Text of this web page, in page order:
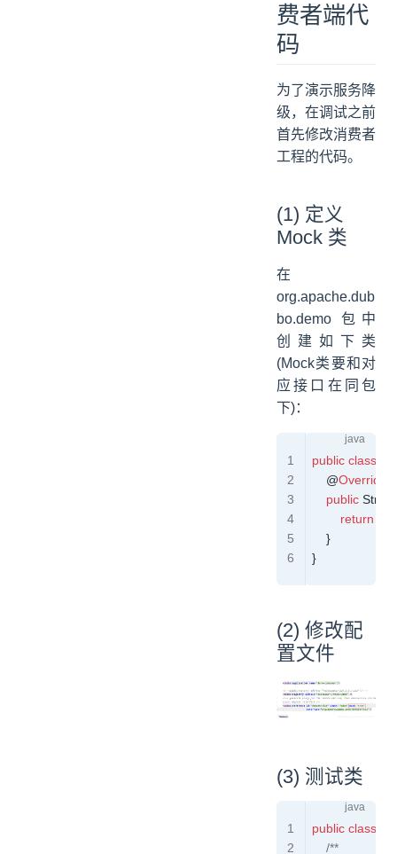
费者端代
码
为了演示服务降
级，在调试之前
首先修改消费者
工程的代码。
(1) 定义
Mock 类
在
org.apache.dub
bo.demo 包中
创建如下类
(Mock类要和对
应接口在同包
下)：
public class
    @
Override
    public
String
        return
    }
}
(2) 修改配
置文件
(3) 测试类
public class
    /**